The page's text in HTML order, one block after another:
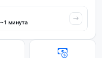
~1 минута